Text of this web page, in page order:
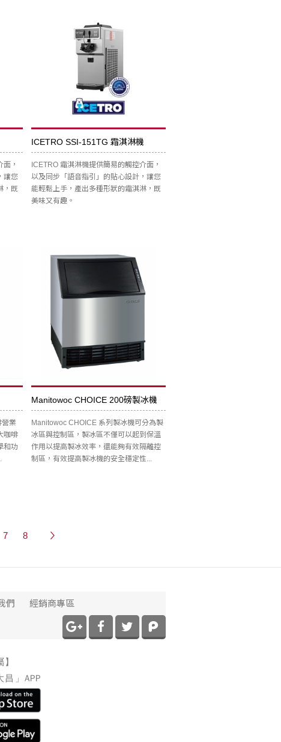
，
讓您
，既
ICETRO SSI-151TG 霜淇淋機
ICETRO 霜淇淋機提供簡易的觸控介面，
以及同步「語音指引」的貼心設計，讓您
能輕鬆上手，產出多種形狀的霜淇淋，既
美味又有趣。
營業
咖啡
和功
Manitowoc CHOICE 200磅製冰機
Manitowoc CHOICE 系列製冰機可分為製
冰區與控制區，製冰區不僅可以起到保溫
作用以提高製冰效率，還能夠有效隔離控
制區，有效提高製冰機的安全穩定性...
7 8
們 經銷商專區
昌」APP